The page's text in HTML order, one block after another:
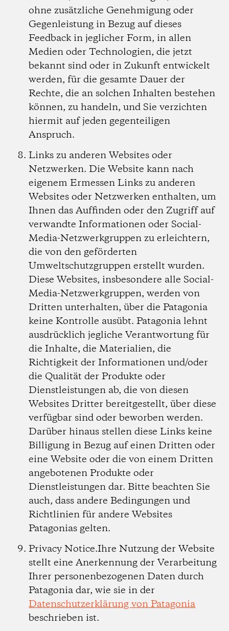
ohne zusätzliche Genehmigung oder
Gegenleistung in Bezug auf dieses
Feedback in jeglicher Form, in allen
Medien oder Technologien, die jetzt
bekannt sind oder in Zukunft entwickelt
werden, für die gesamte Dauer der
Rechte, die an solchen Inhalten bestehen
können, zu handeln, und Sie verzichten
hiermit auf jeden gegenteiligen
Anspruch.
Links zu anderen Websites oder
Netzwerken.Die Website kann nach
eigenem Ermessen Links zu anderen
Websites oder Netzwerken enthalten, um
Ihnen das Auffinden oder den Zugriff auf
verwandte Informationen oder Social-
Media-Netzwerkgruppen zu erleichtern,
die von den geförderten
Umweltschutzgruppen erstellt wurden.
Diese Websites, insbesondere alle Social-
Media-Netzwerkgruppen, werden von
Dritten unterhalten, über die Patagonia
keine Kontrolle ausübt. Patagonia lehnt
ausdrücklich jegliche Verantwortung für
die Inhalte, die Materialien, die
Richtigkeit der Informationen und/oder
die Qualität der Produkte oder
Dienstleistungen ab, die von diesen
Websites Dritter bereitgestellt, über diese
verfügbar sind oder beworben werden.
Darüber hinaus stellen diese Links keine
Billigung in Bezug auf einen Dritten oder
eine Website oder die von einem Dritten
angebotenen Produkte oder
Dienstleistungen dar. Bitte beachten Sie
auch, dass andere Bedingungen und
Richtlinien für andere Websites
Patagonias gelten.
Privacy Notice.Ihre Nutzung der Website
stellt eine Anerkennung der Verarbeitung
Ihrer personenbezogenen Daten durch
Patagonia dar, wie sie in der
Datenschutzerklärung von Patagonia
beschrieben ist.